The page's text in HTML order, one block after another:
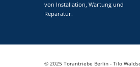
von Installation, Wartung und
Reparatur.
© 2025 Torantriebe Berlin - Tilo